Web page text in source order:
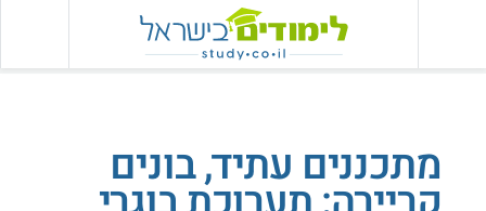
מתכננים עתיד, בונים